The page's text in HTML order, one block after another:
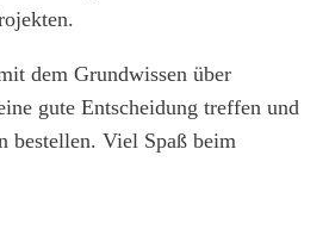
dem Grundwissen über
gute Entscheidung treffen und
bestellen. Viel Spaß beim